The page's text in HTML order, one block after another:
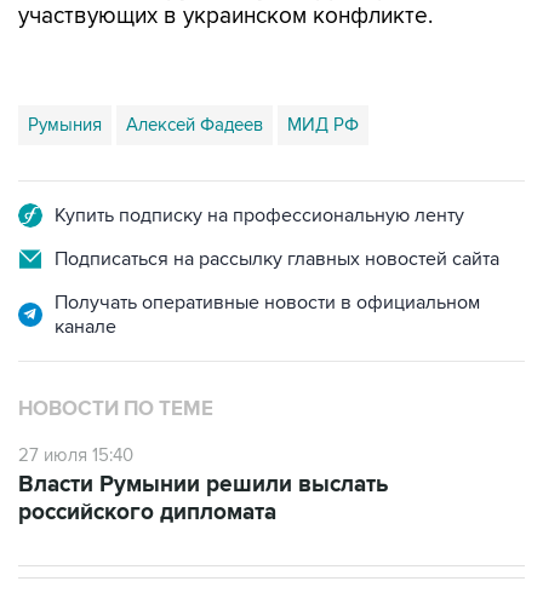
участвующих в украинском конфликте.
Румыния Алексей Фадеев МИД РФ
Купить подписку на профессиональную ленту
Подписаться на рассылку главных новостей сайта
Получать оперативные новости в официальном
канале
НОВОСТИ ПО ТЕМЕ
27 июля 15:40
Власти Румынии решили выслать
российского дипломата